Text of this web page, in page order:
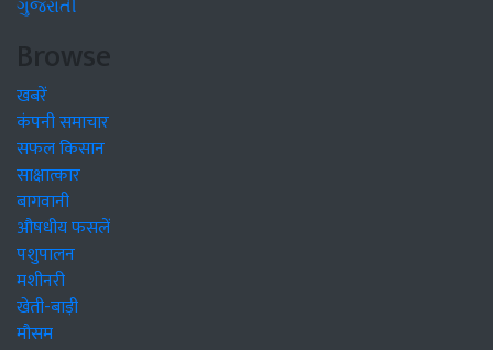
ગુજરાતી
Browse
खबरें
कंपनी समाचार
सफल किसान
साक्षात्कार
बागवानी
औषधीय फसलें
पशुपालन
मशीनरी
खेती-बाड़ी
मौसम